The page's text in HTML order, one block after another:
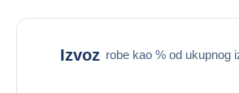
Izvoz robe kao % od ukupnog